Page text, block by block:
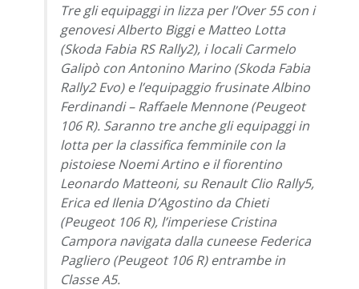
Tre gli equipaggi in lizza per l’Over 55 con i
genovesi Alberto Biggi e Matteo Lotta
(Skoda Fabia RS Rally2), i locali Carmelo
Galipò con Antonino Marino (Skoda Fabia
Rally2 Evo) e l’equipaggio frusinate Albino
Ferdinandi – Raffaele Mennone (Peugeot
106 R). Saranno tre anche gli equipaggi in
lotta per la classifica femminile con la
pistoiese Noemi Artino e il fiorentino
Leonardo Matteoni, su Renault Clio Rally5,
Erica ed Ilenia D’Agostino da Chieti
(Peugeot 106 R), l’imperiese Cristina
Campora navigata dalla cuneese Federica
Pagliero (Peugeot 106 R) entrambe in
Classe A5.